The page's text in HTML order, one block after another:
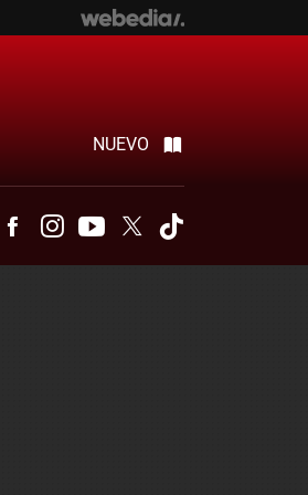
NUEVO
FacebookInstagramYoutubeTwitter